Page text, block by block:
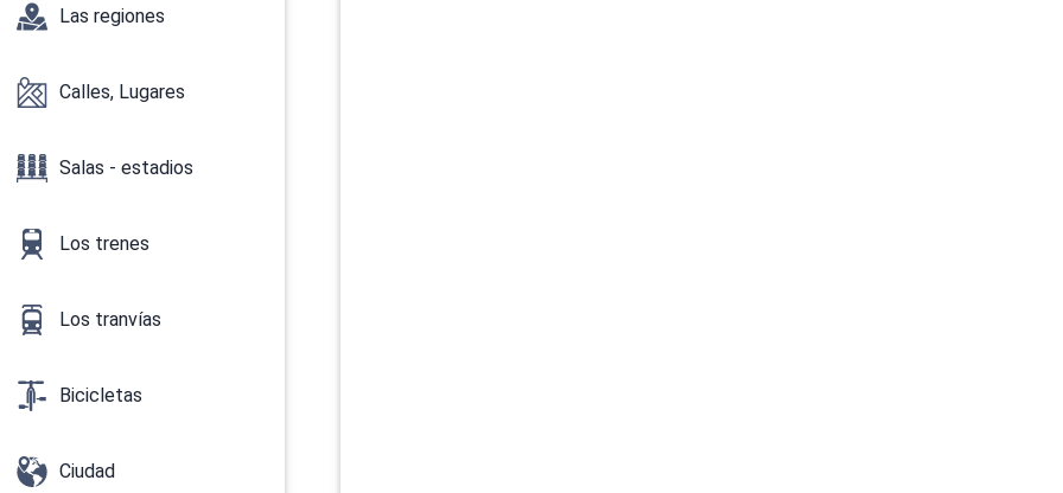
Las regiones
Calles, Lugares
Salas - estadios
Los trenes
Los tranvías
Bicicletas
Ciudad